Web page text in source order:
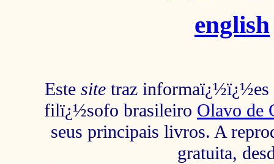
english
Este site traz informaï¿½ï¿½es
filï¿½sofo brasileiro Olavo de
seus principais livros. A
gratuita,